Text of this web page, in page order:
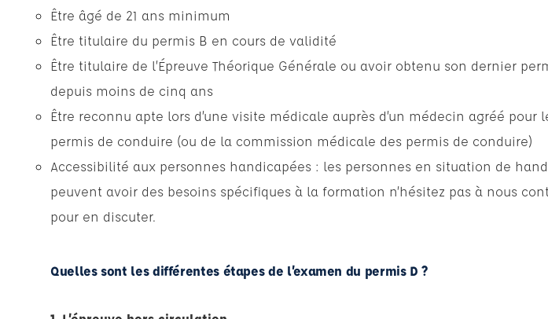
Être âgé de 21 ans minimum
Être titulaire du permis B en cours de validité
Être titulaire de l’Épreuve Théorique Générale ou avoir obtenu son dernier
depuis moins de cinq ans
Être reconnu apte lors d’une visite médicale auprès d’un médecin agréé pour
permis de conduire (ou de la commission médicale des permis de conduire)
Accessibilité aux personnes handicapées : les personnes en situation de
peuvent avoir des besoins spécifiques à la formation n’hésitez pas à nous
pour en discuter.
Quelles sont les différentes étapes de l’examen du permis D ?